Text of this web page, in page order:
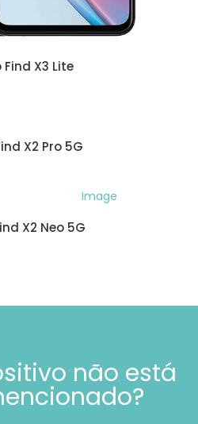
Find X3 Lite
X2 Pro 5G
X2 Neo 5G
não está